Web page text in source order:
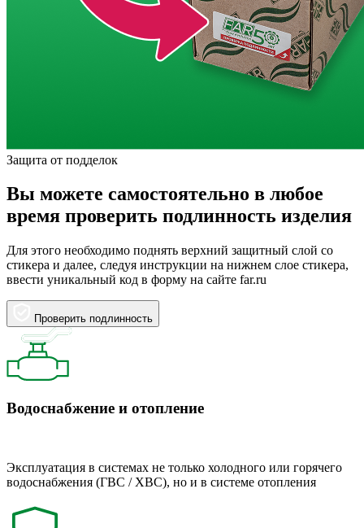
Защита от подделок
Вы можете самостоятельно в любое
время проверить подлинность изделия
Для этого необходимо поднять верхний защитный слой со
стикера и далее, следуя инструкции на нижнем слое стикера,
ввести уникальный код в форму на сайте far.ru
Проверить подлинность
Водоснабжение и отопление
Эксплуатация в системах не только холодного или горячего
водоснабжения (ГВС / ХВС), но и в системе отопления